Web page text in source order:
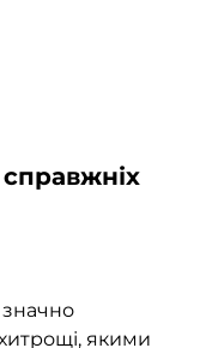
значно
якими